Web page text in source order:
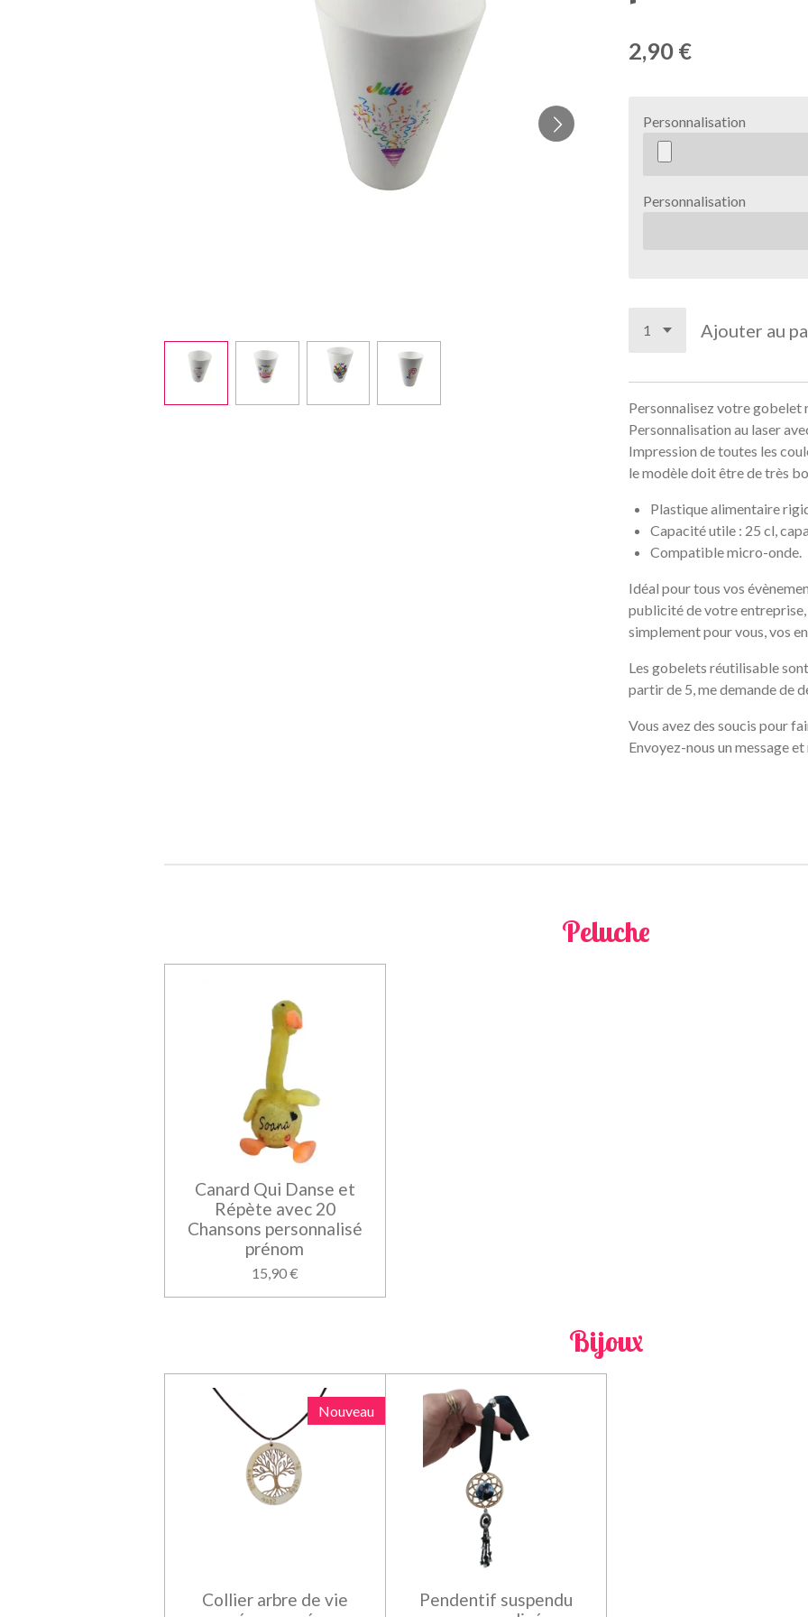
2,90 €
Personnalisation
Personnalisation
Ajouter au
Personnalisez votre
Personnalisation au laser
Impression de toutes les
le modèle doit être de très
Plastique alimentaire
Capacité utile : 25 cl,
Compatible micro-onde.
Idéal pour tous vos
publicité de votre
simplement pour vous, vos
Les gobelets réutilisable
partir de 5, me demande de
Vous avez des soucis pour
Envoyez-nous un message
Peluche
Canard Qui Danse et
Répète avec 20
Chansons personnalisé
prénom
15,90 €
Bijoux
Nouveau
Collier arbre de vie
Pendentif suspendu